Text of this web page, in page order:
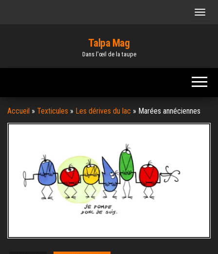
Talpa Mag
Dans l'œil de la taupe
Accueil » Texticules » Les dérives du lac » Marées annéciennes